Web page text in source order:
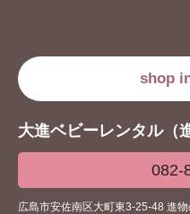
shop
大進ベビーレンタル（
082-
広島市安佐南区大町東3-25-48 進